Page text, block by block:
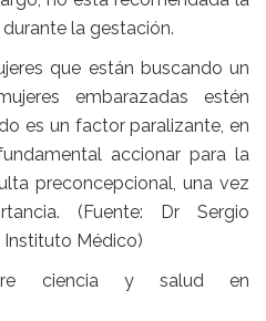
la gestación.
que están buscando un
embarazadas estén
es un factor paralizante, en
accionar para la
preconcepcional, una vez
(Fuente: Dr Sergio
Instituto Médico)
ciencia y salud en